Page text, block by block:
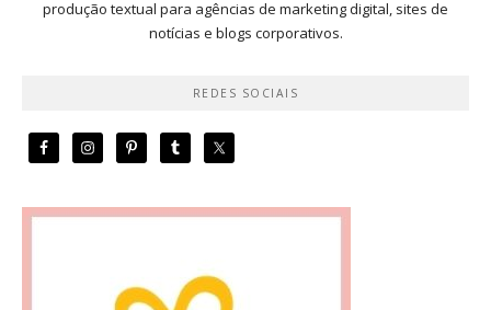
produção textual para agências de marketing digital, sites de
notícias e blogs corporativos.
REDES SOCIAIS